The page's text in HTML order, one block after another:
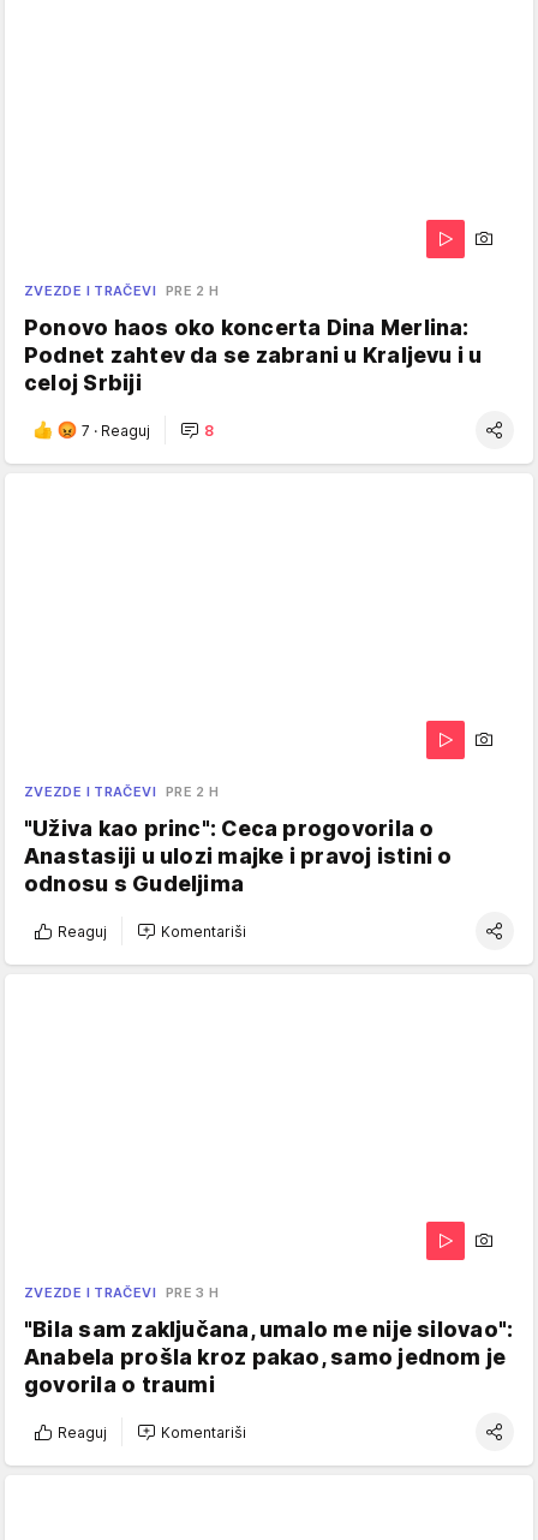
ZVEZDE I TRAČEVI PRE 2 H
Ponovo haos oko koncerta Dina Merlina:
Podnet zahtev da se zabrani u Kraljevu i u
celoj Srbiji
7 · Reaguj 8
ZVEZDE I TRAČEVI PRE 2 H
"Uživa kao princ": Ceca progovorila o
Anastasiji u ulozi majke i pravoj istini o
odnosu s Gudeljima
Reaguj Komentariši
ZVEZDE I TRAČEVI PRE 3 H
"Bila sam zaključana, umalo me nije silovao":
Anabela prošla kroz pakao, samo jednom je
govorila o traumi
Reaguj Komentariši